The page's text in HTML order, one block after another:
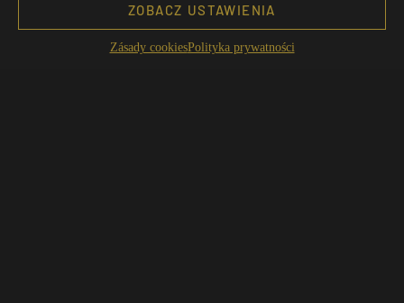
ZOBACZ USTAWIENIA
Zásady cookiesPolityka prywatności